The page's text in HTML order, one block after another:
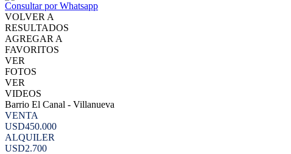
Consultar por Whatsapp
VOLVER A
RESULTADOS
AGREGAR A
FAVORITOS
VER
FOTOS
VER
VIDEOS
Barrio El Canal - Villanueva
VENTA
USD450.000
ALQUILER
USD2.700